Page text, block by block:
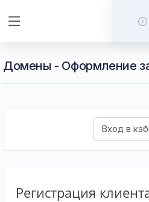
Домены - Оформление
Регистрация